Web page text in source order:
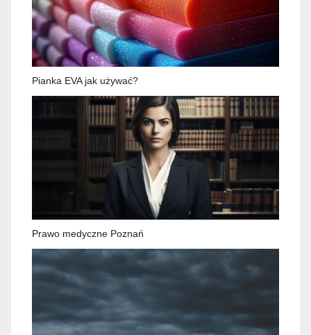
Pianka EVA jak używać?
Prawo medyczne Poznań